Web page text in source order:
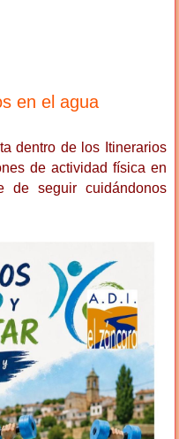
en el agua
dentro de los Itinerarios
de actividad física en
de seguir cuidándonos